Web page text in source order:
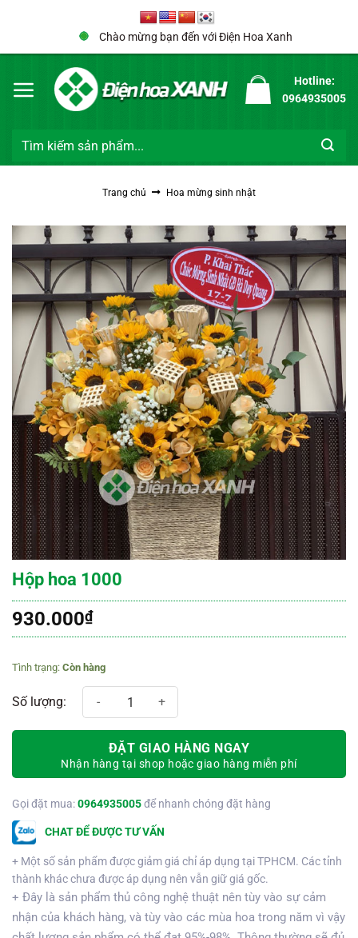
Chào mừng bạn đến với Điện Hoa Xanh
Hotline:
0964935005
Tìm
Trang chủ Hoa mừng sinh nhật
Hộp hoa 1000
930.000₫
Còn hàng
Hộp hoa 1000 số lượng
ĐẶT GIAO HÀNG NGAY
Nhận hàng tại shop hoặc giao hàng miễn phí
Gọi đặt mua:0964935005để nhanh chóng đặt hàng
CHAT ĐỂ ĐƯỢC TƯ VẤN
+ Một số sản phẩm được giảm giá chỉ áp dụng tại TPHCM. Các tỉnh
thành khác chưa được áp dụng nên vẫn giữ giá gốc.
+ Đây là sản phẩm thủ công nghệ thuật nên tùy vào sự cảm
nhận của khách hàng, và tùy vào các mùa hoa trong năm vì vậy